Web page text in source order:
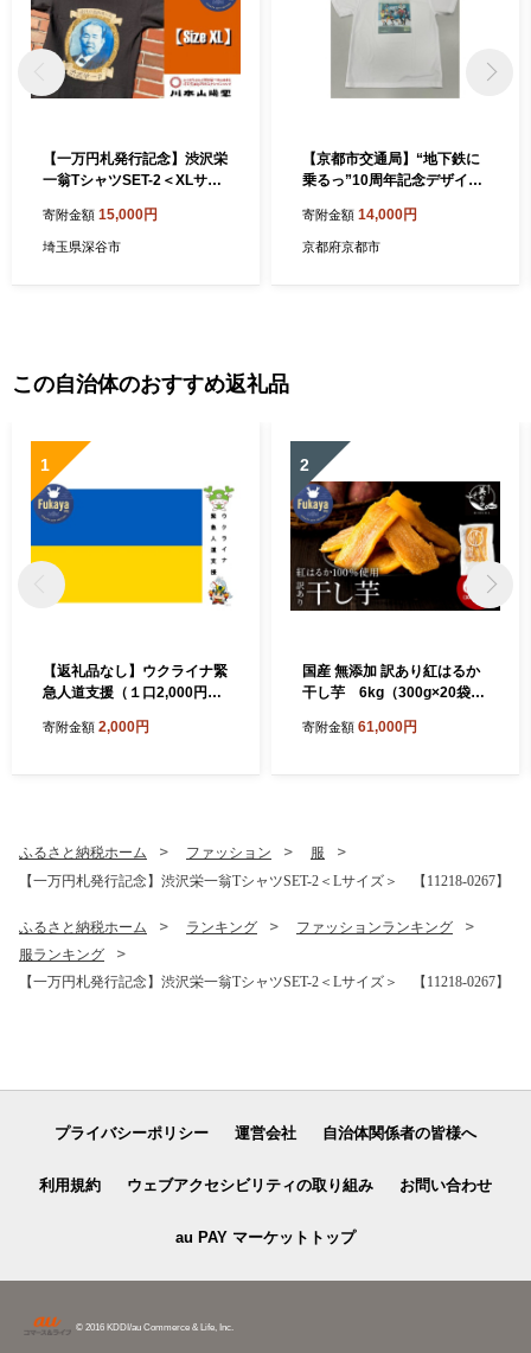
【一万円札発行記念】渋沢栄
一翁TシャツSET-2＜XLサイ
寄附金額 15,000円
埼玉県深谷市
【京都市交通局】“地下鉄に
乗るっ”10周年記念デザイン
ズ）
寄附金額 14,000円
京都府京都市
この自治体のおすすめ返礼品
1
【返礼品なし】ウクライナ緊
急人道支援（１口2,000円よ
寄附金額 2,000円
2
国産 無添加 訳あり紅はるか
干し芋 6kg（300g×20袋）
寄附金額 61,000円
ふるさと納税ホーム ファッション
服
【一万円札発行記念】渋沢栄一翁TシャツSET-2＜Lサイズ＞ 【11218-0267】
ふるさと納税ホーム ランキング
ファッションランキング
服ランキング
【一万円札発行記念】渋沢栄一翁TシャツSET-2＜Lサイズ＞ 【11218-0267】
プライバシーポリシー 運営会社 自治体関係者の皆様へ
利用規約 ウェブアクセシビリティの取り組み お問い合わせ
au PAY マーケットトップ
© 2016 KDDI/au Commerce & Life, Inc.